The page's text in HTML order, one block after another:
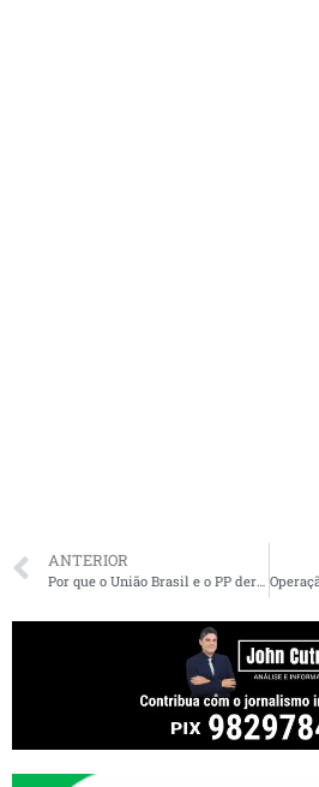
ANTERIOR